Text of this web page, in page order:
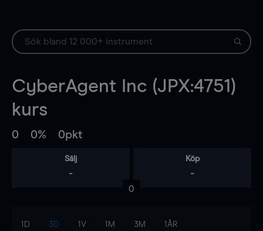
CyberAgent Inc (JPX:4751)
kurs
0 0% 0pkt
Sälj
-
Köp
-
0
1D 3D 1V 1M 3M 1ÅR